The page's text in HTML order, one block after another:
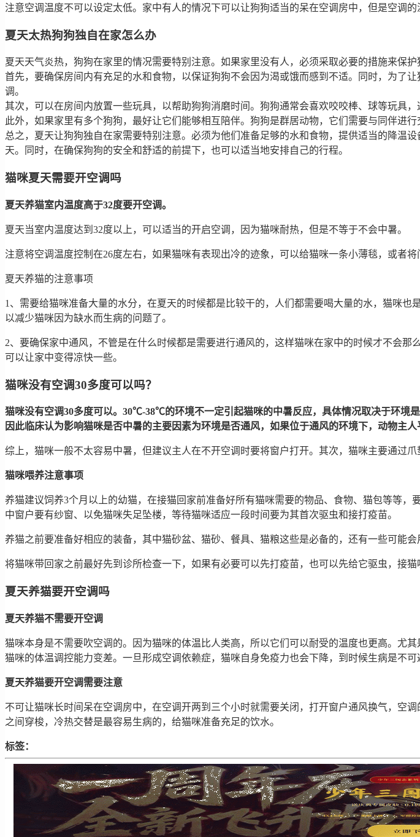
注意空调温度不可以设定太低。家中有人的情况下可以让狗狗适当的呆在空调房中，但是空调
夏天太热狗狗独自在家怎么办
夏天天气炎热，狗狗在家里的情况需要特别注意。如果家里没有人，必须采取必要的措施来保护
首先，要确保房间内有充足的水和食物，以保证狗狗不会因为渴或饿而感到不适。同时，为了
调。
其次，可以在房间内放置一些玩具，以帮助狗狗消磨时间。狗狗通常会喜欢咬咬棒、球等玩具，
此外，如果家里有多个狗狗，最好让它们能够相互陪伴。狗狗是群居动物，它们需要与同伴进行
总之，夏天让狗狗独自在家需要特别注意。必须为他们准备足够的水和食物，提供适当的降温
天。同时，在确保狗狗的安全和舒适的前提下，也可以适当地安排自己的行程。
猫咪夏天需要开空调吗
夏天养猫室内温度高于32度要开空调。
夏天当室内温度达到32度以上，可以适当的开启空调，因为猫咪耐热，但是不等于不会中暑。
注意将空调温度控制在26度左右，如果猫咪有表现出冷的迹象，可以给猫咪一条小薄毯，或者
夏天养猫的注意事项
1、需要给猫咪准备大量的水分，在夏天的时候都是比较干的，人们都需要喝大量的水，猫咪
以减少猫咪因为缺水而生病的问题了。
2、要确保家中通风，不管是在什么时候都是需要进行通风的，这样猫咪在家中的时候才不会
可以让家中变得凉快一些。
猫咪没有空调30多度可以吗？
猫咪没有空调30多度可以。 30℃-38℃的环境不一定引起猫咪的中暑反应，具体情况取决于环境
因此临床认为影响猫咪是否中暑的主要因素为环境是否通风，如果位于通风的环境下，动物主人
综上，猫咪一般不太容易中暑，但建议主人在不开空调时要将窗户打开。其次，猫咪主要通过
猫咪喂养注意事项
养猫建议饲养3个月以上的幼猫，在接猫回家前准备好所有猫咪需要的物品、食物、猫包等等
中窗户要有纱窗、以免猫咪失足坠楼，等待猫咪适应一段时间要为其首次驱虫和接打疫苗。
养猫之前要准备好相应的装备，其中猫砂盆、猫砂、餐具、猫粮这些是必备的，还有一些可能
将猫咪带回家之前最好先到诊所检查一下，如果有必要可以先打疫苗，也可以先给它驱虫，接
夏天养猫要开空调吗
夏天养猫不需要开空调
猫咪本身是不需要吹空调的。因为猫咪的体温比人类高，所以它们可以耐受的温度也更高。尤
猫咪的体温调控能力变差。一旦形成空调依赖症，猫咪自身免疫力也会下降，到时候生病是不
夏天养猫要开空调需要注意
不可让猫咪长时间呆在空调房中，在空调开两到三个小时就需要关闭，打开窗户通风换气，空
之间穿梭，冷热交替是最容易生病的，给猫咪准备充足的饮水。
标签：